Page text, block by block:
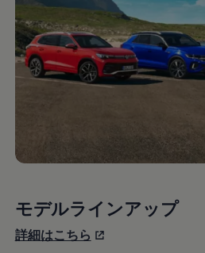
モデルラインアップ
詳細はこちら